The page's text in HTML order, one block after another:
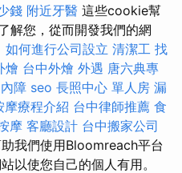
錢 附近牙醫 這些cookie幫
解您，從而開發我們的網
如何進行公司設立 清潔工 找
燴 台中外燴 外遇 唐六典專
障 seo 長照中心 單人房 漏
摩療程介紹 台中律師推薦 食
摩 客廳設計 台中搬家公司
我們使用Bloomreach平台
以使您自己的個人有用。